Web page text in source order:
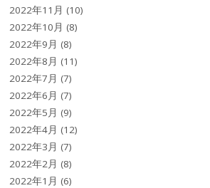
2022年11月 (10)
2022年10月 (8)
2022年9月 (8)
2022年8月 (11)
2022年7月 (7)
2022年6月 (7)
2022年5月 (9)
2022年4月 (12)
2022年3月 (7)
2022年2月 (8)
2022年1月 (6)